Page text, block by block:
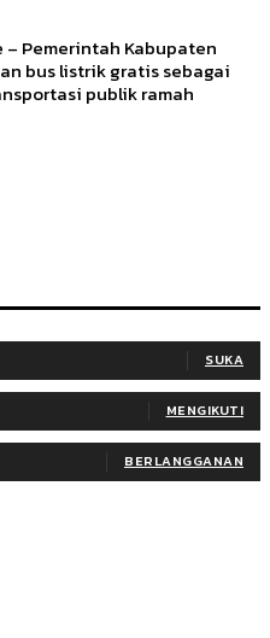
– Pemerintah Kabupaten
bus listrik gratis sebagai
publik ramah
SUKA
MENGIKUTI
BERLANGGANAN